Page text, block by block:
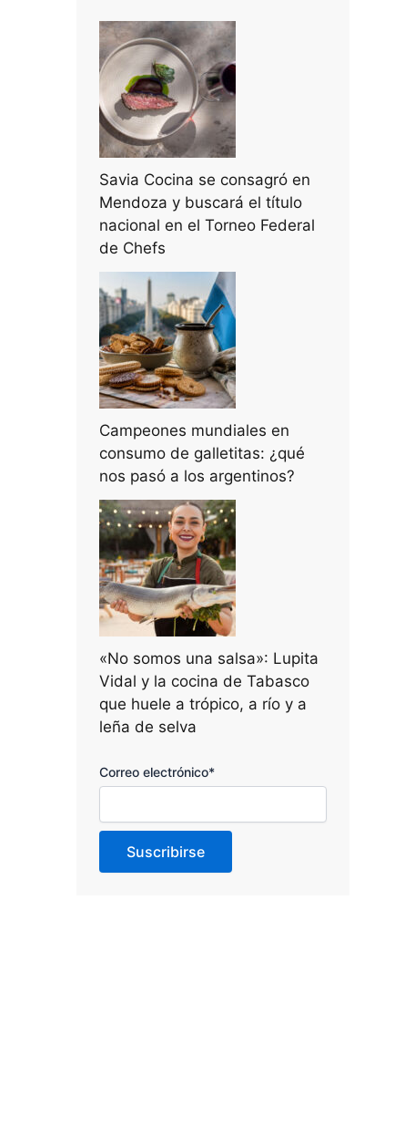
Savia Cocina se consagró en
Mendoza y buscará el título
nacional en el Torneo Federal
de Chefs
Campeones mundiales en
consumo de galletitas: ¿qué
nos pasó a los argentinos?
«No somos una salsa»: Lupita
Vidal y la cocina de Tabasco
que huele a trópico, a río y a
leña de selva
Correo electrónico*